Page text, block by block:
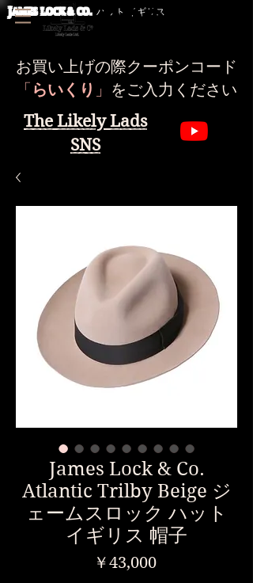
JAMES LOCK & CO. ハット イギリス
お買い上げの際クーポンコード
​「 らいくり 」 をご入力ください
The Likely Lads
SNS
James Lock & Co.
Atlantic Trilby Beige ジ
ェームスロック ハット
イギリス 帽子
￥43,000価